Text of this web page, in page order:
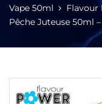
Vape 50ml
Flavour
Pêche Juteuse 50ml